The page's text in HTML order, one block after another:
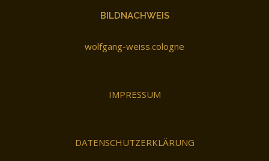
BILDNACHWEIS
wolfgang-weiss.cologne
IMPRESSUM
DATENSCHUTZERKLÄRUNG